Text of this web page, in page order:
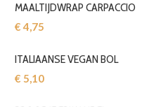
MAALTIJDWRAP CARPACCIO
€ 4,75‎
ITALIAANSE VEGAN BOL
€ 5,10‎